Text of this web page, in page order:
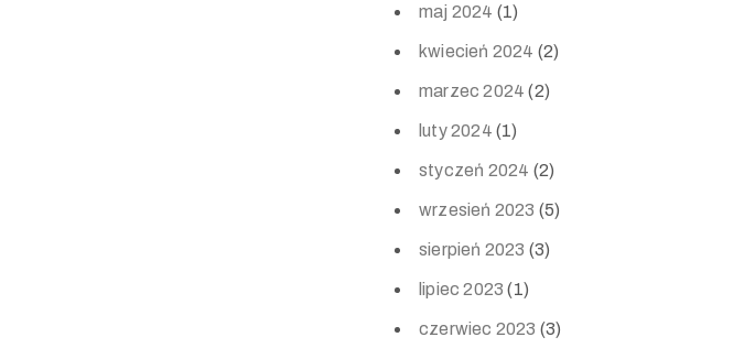
maj 2024 (1)
kwiecień 2024 (2)
marzec 2024 (2)
luty 2024 (1)
styczeń 2024 (2)
wrzesień 2023 (5)
sierpień 2023 (3)
lipiec 2023 (1)
czerwiec 2023 (3)